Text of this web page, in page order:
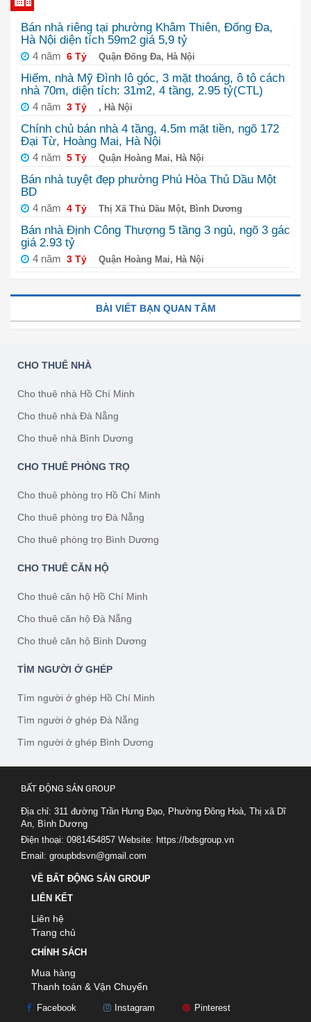
Bán nhà riêng tại phường Khâm Thiên, Đống Đa,
Hà Nội diện tích 59m2 giá 5,9 tỷ
4 năm 6 Tỷ Quận Đống Đa, Hà Nội
Hiếm, nhà Mỹ Đình lô góc, 3 mặt thoáng, ô tô cách
nhà 70m, diện tích: 31m2, 4 tầng, 2.95 tỷ(CTL)
4 năm 3 Tỷ , Hà Nội
Chính chủ bán nhà 4 tầng, 4.5m mặt tiền, ngõ 172
Đại Từ, Hoàng Mai, Hà Nội
4 năm 5 Tỷ Quận Hoàng Mai, Hà Nội
Bán nhà tuyệt đẹp phường Phú Hòa Thủ Dầu Một
BD
4 năm 4 Tỷ Thị Xã Thủ Dầu Một, Bình Dương
Bán nhà Định Công Thượng 5 tầng 3 ngủ, ngõ 3 gác
giá 2.93 tỷ
4 năm 3 Tỷ Quận Hoàng Mai, Hà Nội
BÀI VIẾT BẠN QUAN TÂM
CHO THUÊ NHÀ
Cho thuê nhà Hồ Chí Minh
Cho thuê nhà Đà Nẵng
Cho thuê nhà Bình Dương
CHO THUÊ PHÒNG TRỌ
Cho thuê phòng trọ Hồ Chí Minh
Cho thuê phòng trọ Đà Nẵng
Cho thuê phòng trọ Bình Dương
CHO THUÊ CĂN HỘ
Cho thuê căn hộ Hồ Chí Minh
Cho thuê căn hộ Đà Nẵng
Cho thuê căn hộ Bình Dương
TÌM NGƯỜI Ở GHÉP
Tìm người ở ghép Hồ Chí Minh
Tìm người ở ghép Đà Nẵng
Tìm người ở ghép Bình Dương
BẤT ĐỘNG SẢN GROUP
Địa chỉ: 311 đường Trần Hưng Đạo, Phường Đông Hoà, Thị xã Dĩ
An, Bình Dương
Điện thoại: 0981454857 Website: https://bdsgroup.vn
Email: groupbdsvn@gmail.com
VỀ BẤT ĐỘNG SẢN GROUP
LIÊN KẾT
Liên hệ
Trang chủ
CHÍNH SÁCH
Mua hàng
Thanh toán & Vận Chuyển
Facebook Instagram Pinterest